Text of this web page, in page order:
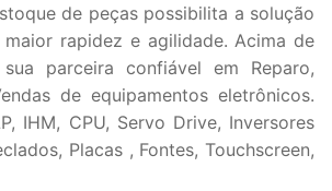
de peças possibilita a solução
rapidez e agilidade. Acima de
parceira confiável em Reparo,
de equipamentos eletrônicos.
IHM, CPU, Servo Drive, Inversores
Placas , Fontes, Touchscreen,